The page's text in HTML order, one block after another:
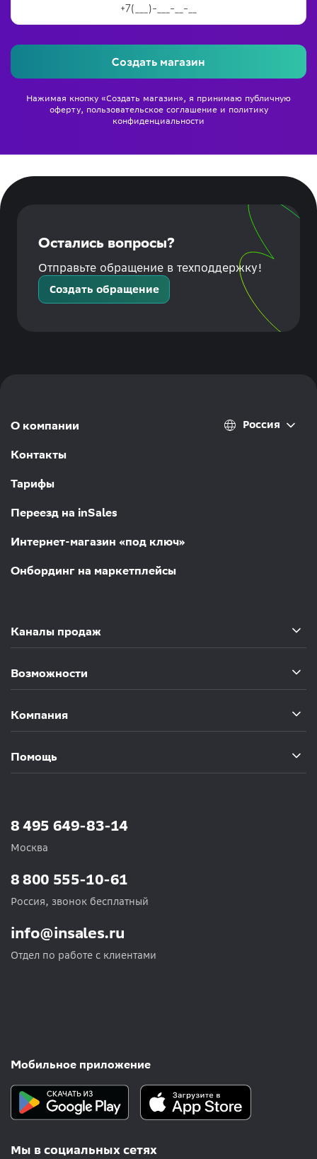
Создать магазин
Нажимая кнопку «Создать магазин», я принимаю публичную
оферту, пользовательское соглашениеи политику
конфиденциальности
Остались вопросы?
Отправьте обращение в техподдержку!
Создать обращение
О компании
Контакты
Тарифы
Переезд на inSales
Интернет-магазин «под ключ»
Онбординг на маркетплейсы
Россия
Каналы продаж
Возможности
Компания
Помощь
8 495 649-83-14
Москва
info@insales.ru
Отдел по работе с клиентами
8 800 555-10-61
Россия, звонок бесплатный
Мобильное приложение
Мы в социальных сетях